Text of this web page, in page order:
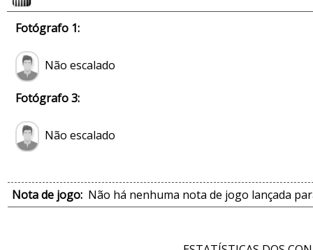
Fotógrafo 1:
Não escalado
Fotógrafo 3:
Não escalado
Nota de jogo: Não há nenhuma nota de jogo lançada